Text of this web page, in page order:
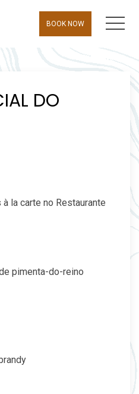
BOOK NOW MENU
DO
la carte no Restaurante
pimenta-do-reino